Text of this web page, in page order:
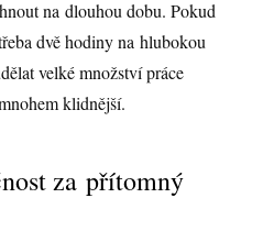
na dlouhou dobu. Pokud
dvě hodiny na hlubokou
velké množství práce
klidnější.
za přítomný